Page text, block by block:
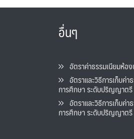
อื่นๆ
อัตราค่าธรรมเนียมห้อง
อัตราและวิธีการเก็บค่า
การศึกษา ระดับปริญญาต
อัตราและวิธีการเก็บค่า
การศึกษา ระดับปริญญาต